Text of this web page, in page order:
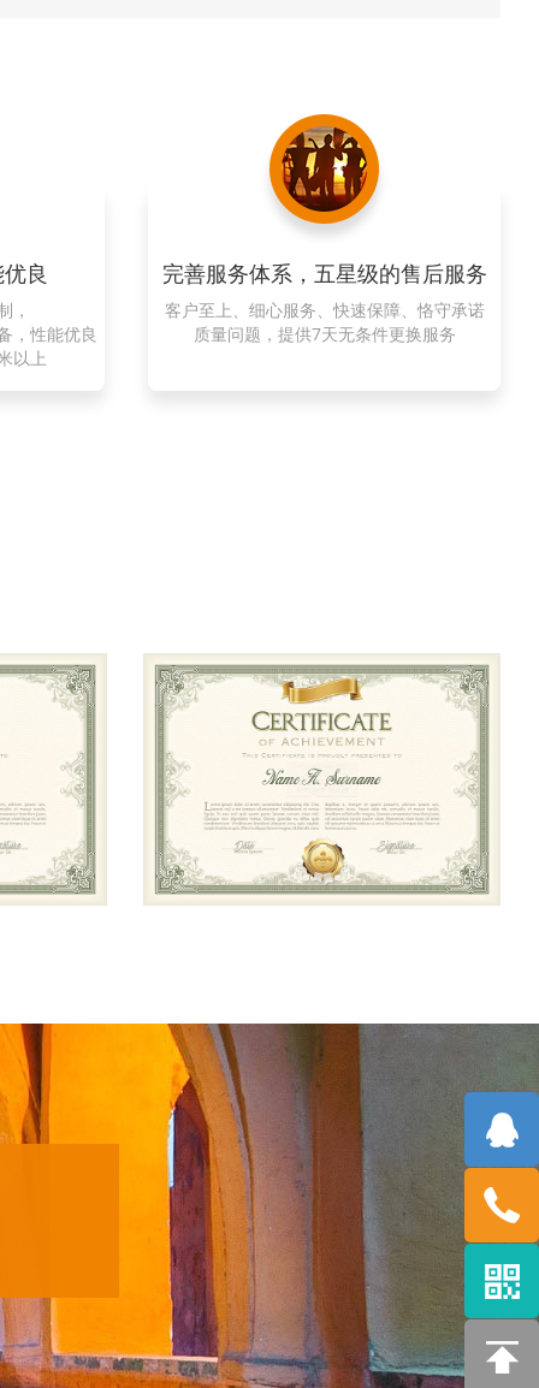
良
，
，性能优良
以上
完善服务体系，五星级的售后服务
客户至上、细心服务、快速保障、恪守承诺
质量问题，提供7天无条件更换服务